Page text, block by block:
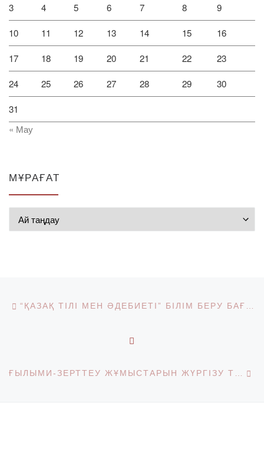
3 4 5 6 7 8 9
10 11 12 13 14 15 16
17 18 19 20 21 22 23
24 25 26 27 28 29 30
31
« Мау
МҰРАҒАТ
Post navigation “ҚАЗАҚ ТІЛІ МЕН ӘДЕБИЕТІ” БІЛІМ БЕРУ БАҒДАРЛАМАСЫ 4 КУРС СТУДЕНТТЕРІНІҢ ПРАКТИКА ЕСЕБІ КОНФЕРЕНЦИЯСЫ ӨТТІ
ҒЫЛЫМИ-ЗЕРТТЕУ ЖҰМЫСТАРЫН ЖҮРГІЗУ ТУРАЛЫ КЕЛІСІМШАРТТАР